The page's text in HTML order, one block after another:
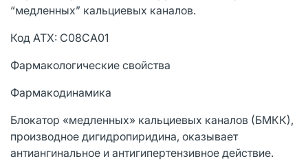
“медленных” кальциевых каналов.
Код АТХ: С08СА01
Фармакологические свойства
Фармакодинамика
Блокатор «медленных» кальциевых каналов (БМКК),
производное дигидропиридина, оказывает
антиангинальное и антигипертензивное действие.